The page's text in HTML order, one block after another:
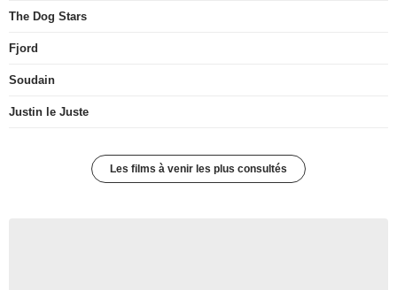
The Dog Stars
Fjord
Soudain
Justin le Juste
Les films à venir les plus consultés